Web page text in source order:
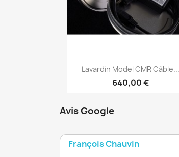
Aperçu rapide
Lavardin Model CMR Câble...
640,00 €
Avis Google
François Chauvin